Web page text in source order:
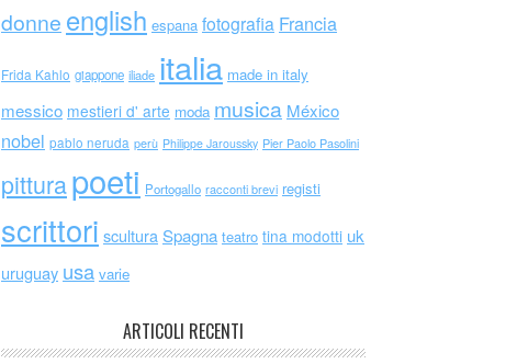
donne english espana fotografia Francia
Frida Kahlo giappone iliade italia made in italy
messico mestieri d' arte moda musica México
nobel pablo neruda perù Philippe Jaroussky Pier Paolo Pasolini
pitturapoeti Portogallo racconti brevi registi
scrittori scultura Spagna teatro tina modotti uk
uruguay usa varie
ARTICOLI RECENTI